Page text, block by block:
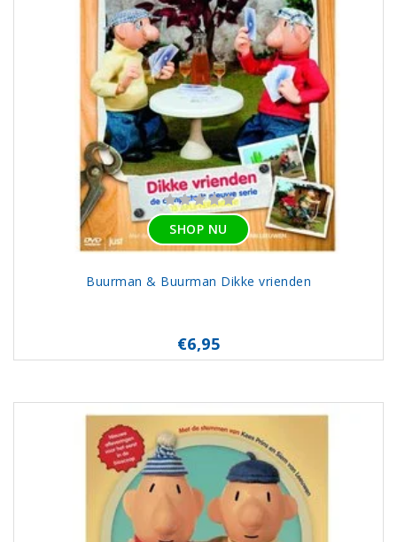
SHOP NU
Buurman & Buurman Dikke vrienden
€6,95